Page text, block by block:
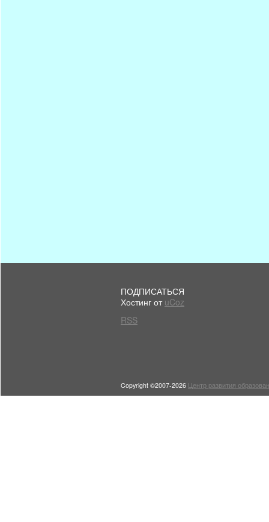
ПОДПИСАТЬСЯ
Хостинг от uCoz
RSS
Copyright ©2007-2026 Центр развития